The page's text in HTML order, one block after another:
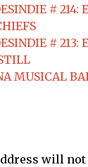
# 214:
# 213:
MUSICAL
will not